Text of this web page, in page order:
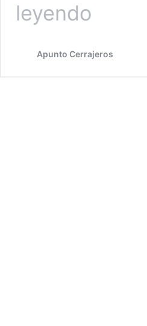
leyendo
de
Apunto Cerrajeros